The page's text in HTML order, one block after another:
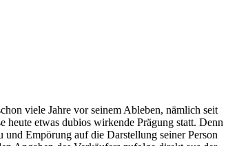
viele Jahre vor seinem Ableben, nämlich seit
etwas dubios wirkende Prägung statt. Denn
Empörung auf die Darstellung seiner Person